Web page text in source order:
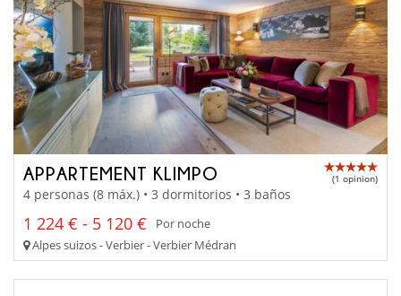
APPARTEMENT KLIMPO (1 opinion)
4 personas (8 máx.) • 3 dormitorios • 3 baños
1 224 € - 5 120 €
Por noche
Alpes suizos - Verbier - Verbier Médran